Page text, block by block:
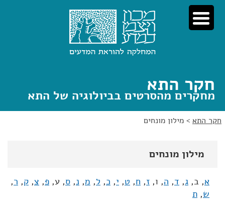
דלג
לתוכן
דלג
לניווט
חקר התא
מחקרים מהסרטים בביולוגיה של התא
חקר התא > מילון מונחים
מילון מונחים
א, ב, ג, ד, ה, ו, ז, ח, ט, י, כ, ל, מ, נ, ס, ע, פ, צ, ק, ר,
ש, ת